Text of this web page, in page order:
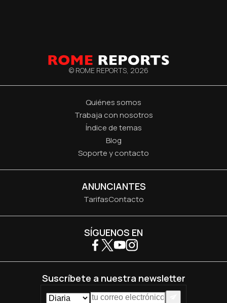
© ROME REPORTS, 2026
Quiénes somos
Trabaja con nosotros
Índice de temas
Blog
Soporte y contacto
ANUNCIANTES
TarifasContacto
SÍGUENOS EN
Suscríbete a nuestra newsletter